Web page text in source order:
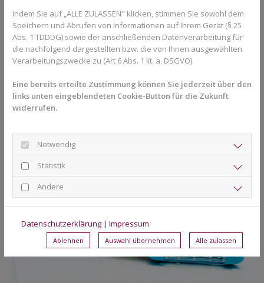
begleitet
Service-Mehrwert: Direkter Praxis-Kontakt auf kurzen
Wegen
Motivation: Die Behandlungsfortschritte und Erfolge
können mit Freunden und Familie oder gar auf Social
Media geteilt werden. Das macht Spaß und motiviert
zusätzlich
Indem Sie auf „ALLE ZULASSEN" klicken, stimmen Sie sowohl dem
Speichern und Abrufen von Informationen auf Ihrem Gerät (§ 25
Abs. 1 TDDDG) sowie der anschließenden Datenverarbeitung für
die nachfolgend dargestellten bzw. die von Ihnen ausgewählten
Verarbeitungszwecke zu (Art 6 Abs. 1 lit. a. DSGVO).
Eine bereits erteilte Zustimmung können Sie jederzeit über den
links unten eingeblendeten Cookie-Button für die Zukunft
widerrufen.
Notwendig
Statistik
Andere
Datenschutzerklärung | Impressum
Ablehnen Auswahl übernehmen Alle zulassen